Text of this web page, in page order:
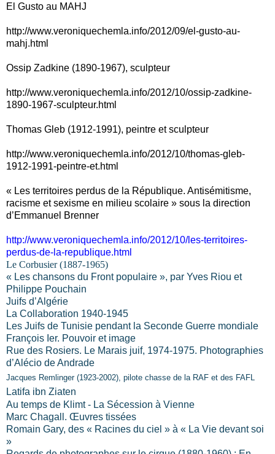
El Gusto au MAHJ
http://www.veroniquechemla.info/2012/09/el-gusto-au-
mahj.html
Ossip Zadkine (1890-1967), sculpteur
http://www.veroniquechemla.info/2012/10/ossip-zadkine-
1890-1967-sculpteur.html
Thomas Gleb (1912-1991), peintre et sculpteur
http://www.veroniquechemla.info/2012/10/thomas-gleb-
1912-1991-peintre-et.html
« Les territoires perdus de la République. Antisémitisme,
racisme et sexisme en milieu scolaire » sous la direction
d’Emmanuel Brenner
http://www.veroniquechemla.info/2012/10/les-territoires-
perdus-de-la-republique.html
Le Corbusier (1887-1965)
« Les chansons du Front populaire », par Yves Riou et
Philippe Pouchain
Juifs d’Algérie
La Collaboration 1940-1945
Les Juifs de Tunisie pendant la Seconde Guerre mondiale
François Ier. Pouvoir et image
Rue des Rosiers. Le Marais juif, 1974-1975. Photographies
d’Alécio de Andrade
Jacques Remlinger (1923-2002), pilote chasse de la RAF et des FAFL
Latifa ibn Ziaten
Au temps de Klimt - La Sécession à Vienne
Marc Chagall. Œuvres tissées
Romain Gary, des « Racines du ciel » à « La Vie devant soi
»